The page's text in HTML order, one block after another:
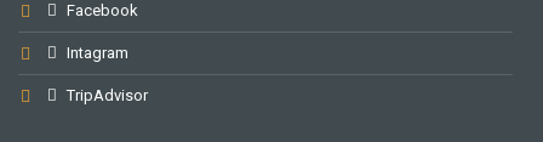
Facebook
Intagram
TripAdvisor